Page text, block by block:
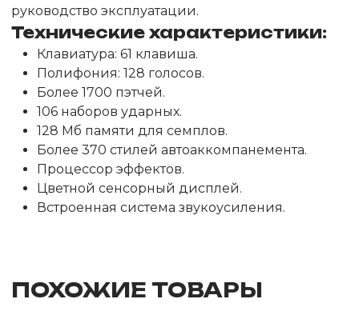
руководство эксплуатации.
Технические характеристики:
Клавиатура: 61 клавиша.
Полифония: 128 голосов.
Более 1700 пэтчей.
106 наборов ударных.
128 Мб памяти для семплов.
Более 370 стилей автоаккомпанемента.
Процессор эффектов.
Цветной сенсорный дисплей.
Встроенная система звукоусиления.
ПОХОЖИЕ ТОВАРЫ